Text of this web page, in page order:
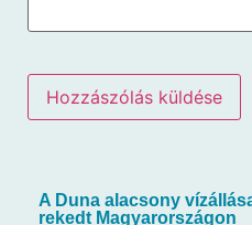
A Duna alacsony
rekedt Magyarországon